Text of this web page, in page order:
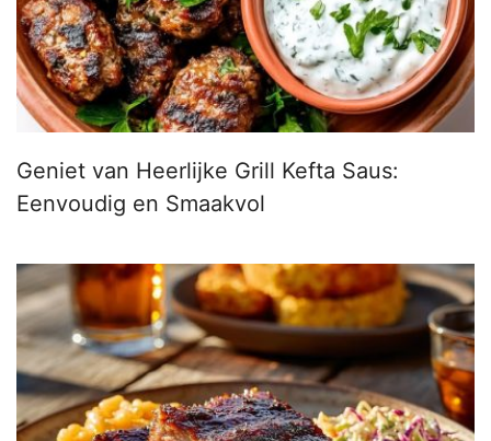
Geniet van Heerlijke Grill Kefta Saus:
Eenvoudig en Smaakvol